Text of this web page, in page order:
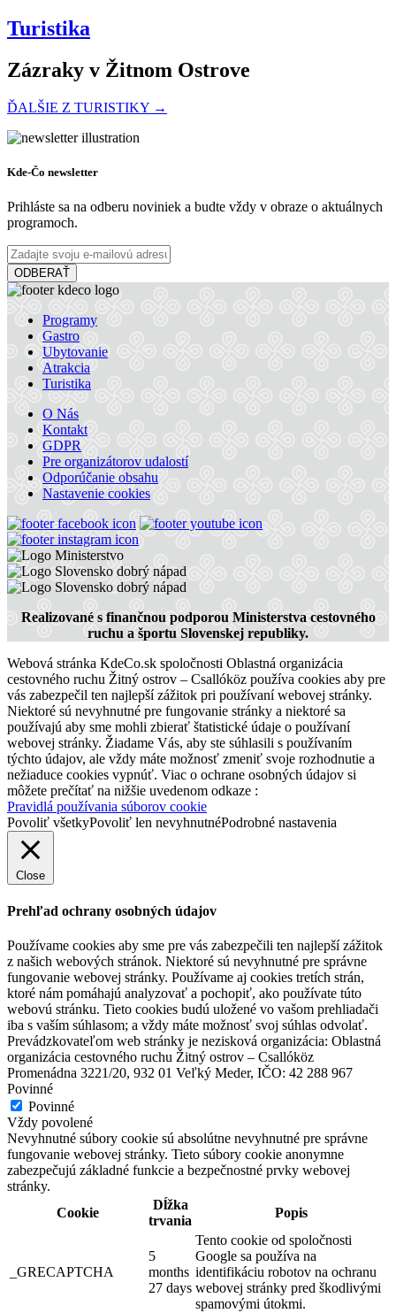
Turistika
Zázraky v Žitnom Ostrove
ĎALŠIE Z TURISTIKY →
Cyklotúra Szigetköz-Žitný ostrov
Na bicykli pri Dunaji
64 km,Cyklovýlet
Vodná túra na rieke Váh
23 km,Vodná túra
Termálna túra
99 km,Prehliadka mesta
Kde-Čo newsletter
Prihláste sa na odberu noviniek a budte vždy v obraze o aktuálnych
programoch.
ODBERAŤ
Programy
Gastro
Ubytovanie
Atrakcia
Turistika
O Nás
Kontakt
GDPR
Pre organizátorov udalostí
Odporúčanie obsahu
Nastavenie cookies
Realizované s finančnou podporou Ministerstva cestovného
ruchu a športu Slovenskej republiky.
Webová stránka KdeCo.sk spoločnosti Oblastná organizácia
cestovného ruchu Žitný ostrov – Csallóköz používa cookies aby pre
vás zabezpečil ten najlepší zážitok pri používaní webovej stránky.
Niektoré sú nevyhnutné pre fungovanie stránky a niektoré sa
používajú aby sme mohli zbierať štatistické údaje o používaní
webovej stránky. Žiadame Vás, aby ste súhlasili s používaním
týchto údajov, ale vždy máte možnosť zmeniť svoje rozhodnutie a
nežiaduce cookies vypnúť. Viac o ochrane osobných údajov si
môžete prečítať na nižšie uvedenom odkaze :
Pravidlá používania súborov cookie
Povoliť všetkyPovoliť len nevyhnutnéPodrobné nastavenia
Close
Prehľad ochrany osobných údajov
Používame cookies aby sme pre vás zabezpečili ten najlepší zážitok
z našich webových stránok. Niektoré sú nevyhnutné pre správne
fungovanie webovej stránky. Používame aj cookies tretích strán,
ktoré nám pomáhajú analyzovať a pochopiť, ako používate túto
webovú stránku. Tieto cookies budú uložené vo vašom prehliadači
iba s vaším súhlasom; a vždy máte možnosť svoj súhlas odvolať.
Prevádzkovateľom web stránky je nezisková organizácia: Oblastná
organizácia cestovného ruchu Žitný ostrov – Csallóköz
Promenádna 3221/20, 932 01 Veľký Meder, IČO: 42 288 967
Povinné
Povinné
Vždy povolené
Nevyhnutné súbory cookie sú absolútne nevyhnutné pre správne
fungovanie webovej stránky. Tieto súbory cookie anonymne
zabezpečujú základné funkcie a bezpečnostné prvky webovej
stránky.
Cookie
Dĺžka
trvania
Popis
_GRECAPTCHA
5
months
27 days
Tento cookie od spoločnosti
Google sa používa na
identifikáciu robotov na ochranu
webovej stránky pred škodlivými
spamovými útokmi.